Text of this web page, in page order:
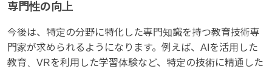
専門性の向上
今後は、特定の分野に特化した専門知識を持つ教育技術専
門家が求められるようになります。例えば、AIを活用した
教育、VRを利用した学習体験など、特定の技術に精通した